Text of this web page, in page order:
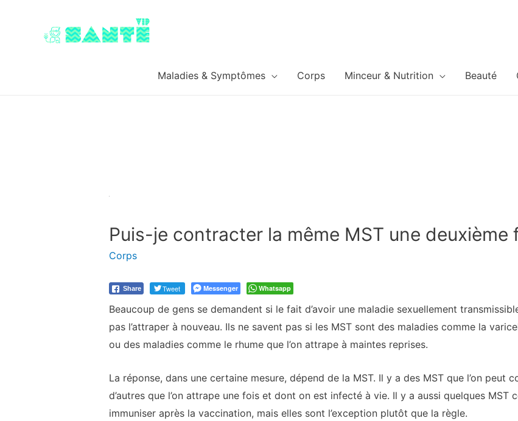
Maladies & Symptômes Corps Minceur & Nutrition Beauté
Puis-je contracter la même MST une deuxième
Corps
Share Tweet Messenger Whatsapp
Beaucoup de gens se demandent si le fait d’avoir une maladie sexuellement
pas l’attraper à nouveau. Ils ne savent pas si les MST sont des maladies comme la
ou des maladies comme le rhume que l’on attrape à maintes reprises.
La réponse, dans une certaine mesure, dépend de la MST. Il y a des MST que l’on peut
d’autres que l’on attrape une fois et dont on est infecté à vie. Il y a aussi quelques MST
immuniser après la vaccination, mais elles sont l’exception plutôt que la règle.